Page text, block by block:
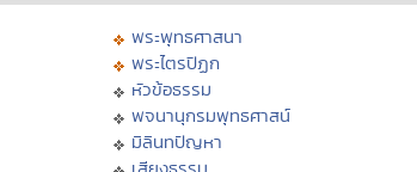
พระพุทธศาสนา
พระไตรปิฏก
หัวข้อธรรม
พจนานุกรมพุทธศาสน์
มิลินทปัญหา